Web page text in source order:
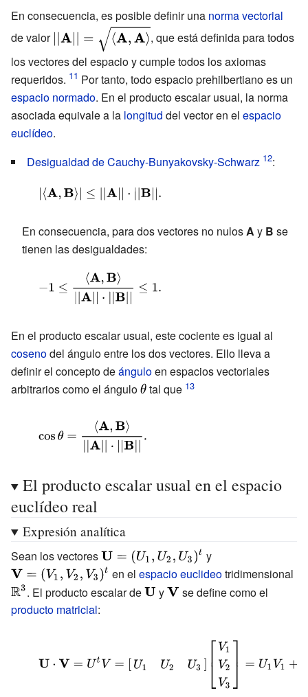
{\beta
}}\langle
\cdot \mathbf
{C} \rangle }
+\langle
\mathbf {A}
,\mathbf {C}
\rangle }
\mathbf {A}
,\mathbf {C}
\rangle
+\langle
\mathbf {B}
,\mathbf {C}
\rangle }
\mathbf {A}
,\mathbf {A}
\rangle \geq
0.}
En consecuencia, es posible definir una norma vectorial
de valor {\displaystyle
||\mathbf {A}
||={\sqrt
{\langle
\mathbf {A}
,\mathbf {A}
\rangle }}}
, que está definida para todos
los vectores del espacio y cumple todos los axiomas
requeridos.
Por tanto, todo espacio prehilbertiano es un
espacio normado. En el producto escalar usual, la norma
asociada equivale a la longitud del vector en el espacio
euclídeo.
Desigualdad de Cauchy-Bunyakovsky-Schwarz
:
{\displaystyle
\mathbf {A}
,\mathbf {B}
\rangle |\leq
||\mathbf {A}
||\mathbf {B}
||.}
En consecuencia, para dos vectores no nulosA y B se
tienen las desigualdades:
{\displaystyle
-1\leq {\frac
\mathbf {A}
,\mathbf {B}
\rangle }
||\mathbf {B}
En el producto escalar usual, este cociente es igual al
cosenodel ángulo entre los dos vectores. Ello lleva a
definir el concepto deánguloen espacios vectoriales
arbitrarios como el ángulo{\displaystyle
tal que
{\displaystyle
\cos \theta =
{\langle
\mathbf {A}
,\mathbf {B}
{||\mathbf
{A} ||\cdot
||\mathbf {B}
El producto escalar usual en el espacio
euclídeo real
Expresión analítica
Sean los vectores{\displaystyle \mathbf
{U} =
(U_{1},U_{2},U_{3})^{t}}
y
{V} =
en el espacio euclideotridimensional
. El producto escalar de{\displaystyle
y{\displaystyle
se define como el
producto matricial:
{\displaystyle \mathbf {U} \cdot \mathbf {V}